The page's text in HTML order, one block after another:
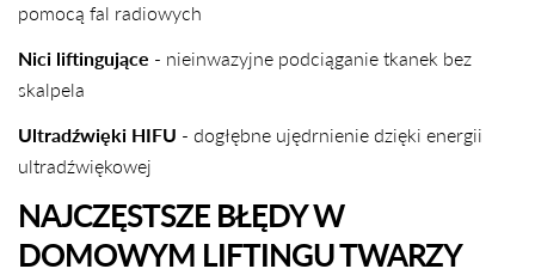
pomocą fal radiowych
Nici liftingujące - nieinwazyjne podciąganie tkanek bez
skalpela
Ultradźwięki HIFU - dogłębne ujędrnienie dzięki energii
ultradźwiękowej
NAJCZĘSTSZE BŁĘDY W
DOMOWYM LIFTINGU TWARZY